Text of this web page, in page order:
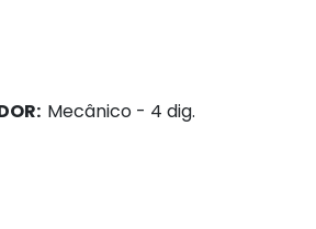
Mecânico - 4 dig.